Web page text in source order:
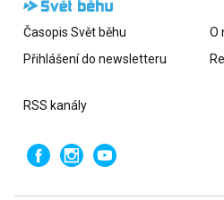
Časopis Svět běhu
Přihlášení do newsletteru
O
RSS kanály